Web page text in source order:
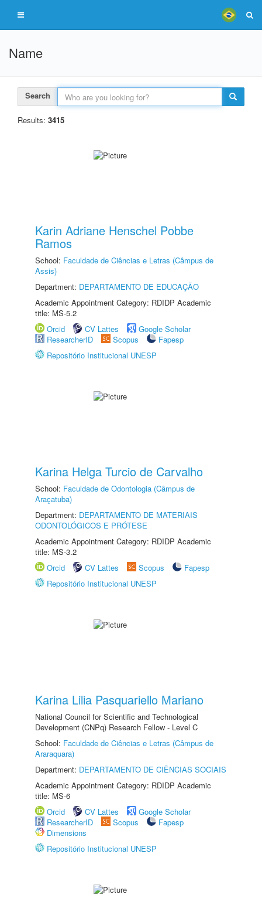
Name
Search
Results: 3415
Karin Adriane Henschel Pobbe
Ramos
School: Faculdade de Ciências e Letras (Câmpus de
Assis)
Department: DEPARTAMENTO DE EDUCAÇÃO
Academic Appointment Category: RDIDP Academic
title: MS-5.2
Orcid
CV Lattes
Google Scholar
ResearcherID
Scopus
Fapesp
Repositório Institucional UNESP
Karina Helga Turcio de Carvalho
School: Faculdade de Odontologia (Câmpus de
Araçatuba)
Department: DEPARTAMENTO DE MATERIAIS
ODONTOLÓGICOS E PRÓTESE
Academic Appointment Category: RDIDP Academic
title: MS-3.2
Orcid
CV Lattes Scopus
Fapesp
Repositório Institucional UNESP
Karina Lilia Pasquariello Mariano
National Council for Scientific and Technological
Development (CNPq) Research Fellow - Level C
School: Faculdade de Ciências e Letras (Câmpus de
Araraquara)
Department: DEPARTAMENTO DE CIÊNCIAS SOCIAIS
Academic Appointment Category: RDIDP Academic
title: MS-6
Orcid
CV Lattes
Google Scholar
ResearcherID
Scopus
Fapesp
Dimensions
Repositório Institucional UNESP